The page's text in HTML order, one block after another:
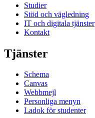
Studier
Stöd och vägledning
IT och digitala tjänster
Kontakt
Tjänster
Schema
Canvas
Webbmejl
Personliga menyn
Ladok för studenter